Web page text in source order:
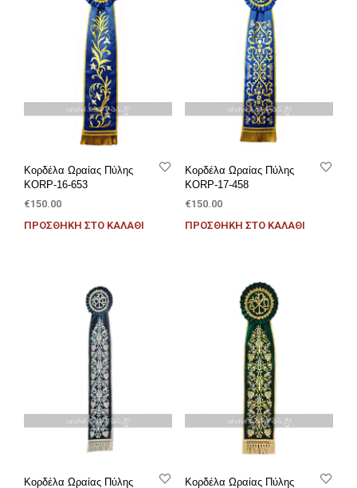
Κορδέλα Ωραίας Πύλης
KORP-16-653
€150.00
ΠΡΟΣΘΉΚΗ ΣΤΟ ΚΑΛΆΘΙ
Κορδέλα Ωραίας Πύλης
KORP-17-458
€150.00
ΠΡΟΣΘΉΚΗ ΣΤΟ ΚΑΛΆΘΙ
Κορδέλα Ωραίας Πύλης
Κορδέλα Ωραίας Πύλης